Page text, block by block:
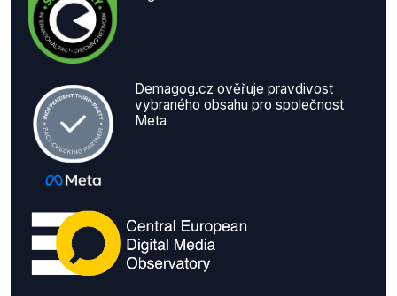
Demagog.cz ověřuje pravdivost
vybraného obsahu pro společnost
Meta